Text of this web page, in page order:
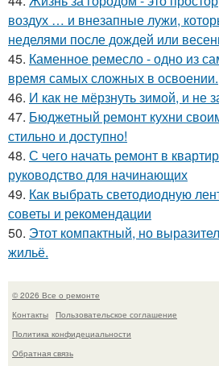
воздух … и внезапные лужи,
неделями после дождей или
45. Каменное ремесло - одно из
время самых сложных в освоении.
46. И как не мёрзнуть зимой, и не
47. Бюджетный ремонт кухни
стильно и доступно!
48. С чего начать ремонт в
руководство для начинающих
49. Как выбрать светодиодную
советы и рекомендации
50. Этот компактный, но
жильё.
© 2026 Все о ремонте
Контакты
Пользовательское соглашение
Политика конфидециальности
Обратная связь